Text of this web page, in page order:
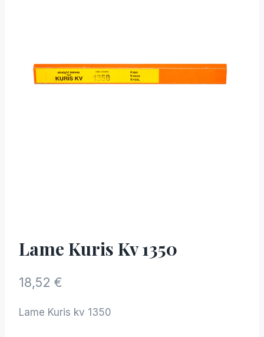
Lame Kuris Kv 1350
18,52 €
Lame Kuris kv 1350